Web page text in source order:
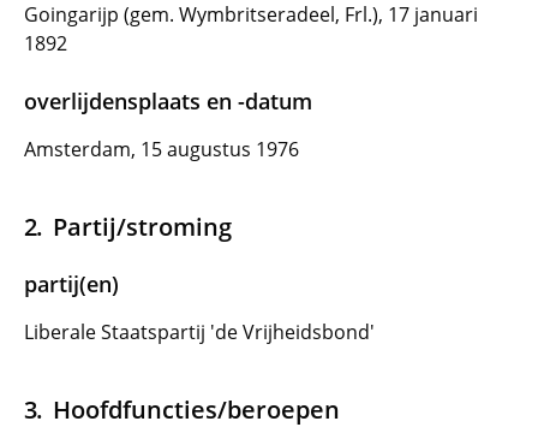
Goingarijp (gem. Wymbritseradeel, Frl.), 17 januari
1892
overlijdensplaats en -datum
Amsterdam, 15 augustus 1976
Partij/stroming
partij(en)
Liberale Staatspartij 'de Vrijheidsbond'
Hoofdfuncties/beroepen